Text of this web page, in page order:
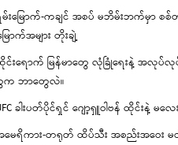
မ်းမြောက်-ကချင် အစပ် မဘိမ်းဘက်မှာ စ
ောက်အများ တိုးချဲ့
င်းရောက် မြန်မာတွေ လုံခြုံရေးနဲ့ အလု
က ဘာတွေလဲ။
ခါးပတ်ပိုင်ရှင် ဂျော့ရှူဝါဗန် ထိုင်းနဲ့ မ
မေရိကား-တရုတ် ထိပ်သီး အစည်းအဝေး